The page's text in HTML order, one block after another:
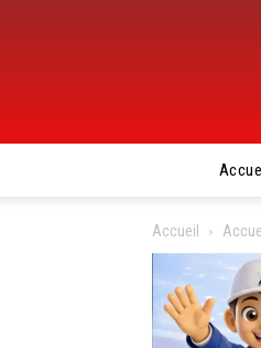
Accueil